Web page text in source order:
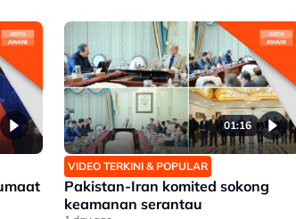
01:16
VIDEO TERKINI & POPULAR
Pakistan-Iran komited sokong
keamanan serantau